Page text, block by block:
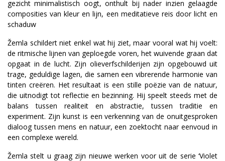
gezicht minimalistisch oogt, onthult bij nader inzien gelaagde
composities van kleur en lijn, een meditatieve reis door licht en
schaduw
Žemla schildert niet enkel wat hij ziet, maar vooral wat hij voelt:
de ritmische lijnen van geploegde voren, het wuivende graan dat
opgaat in de lucht. Zijn olieverfschilderijen zijn opgebouwd uit
trage, geduldige lagen, die samen een vibrerende harmonie van
tinten creëren. Het resultaat is een stille poëzie van de natuur,
die uitnodigt tot reflectie en bezinning. Hij speelt steeds met de
balans tussen realiteit en abstractie, tussen traditie en
experiment. Zijn kunst is een verkenning van de onuitgesproken
dialoog tussen mens en natuur, een zoektocht naar eenvoud in
een complexe wereld.
Žemla stelt u graag zijn nieuwe werken voor uit de serie ‘Violet